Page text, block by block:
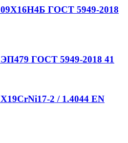
09Х16Н4Б ГОСТ 5949-2018
ЭП479 ГОСТ 5949-2018 41
X19CrNi17-2 / 1.4044 EN